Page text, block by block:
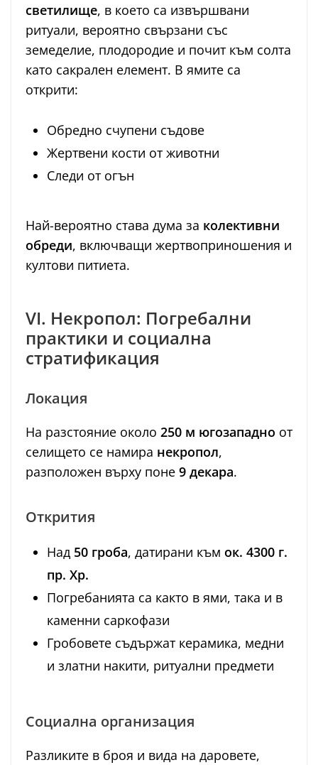
светилище, в което са извършвани
ритуали, вероятно свързани със
земеделие, плодородие и почит към солта
като сакрален елемент. В ямите са
открити:
Обредно счупени съдове
Жертвени кости от животни
Следи от огън
Най-вероятно става дума за колективни
обреди, включващи жертвоприношения и
култови питиета.
VI. Некропол: Погребални
практики и социална
стратификация
Локация
На разстояние около 250 м югозападно от
селището се намира некропол,
разположен върху поне 9 декара.
Открития
Над 50 гроба, датирани към ок. 4300 г.
пр. Хр.
Погребанията са както в ями, така и в
каменни саркофази
Гробовете съдържат керамика, медни
и златни накити, ритуални предмети
Социална организация
Разликите в броя и вида на даровете,